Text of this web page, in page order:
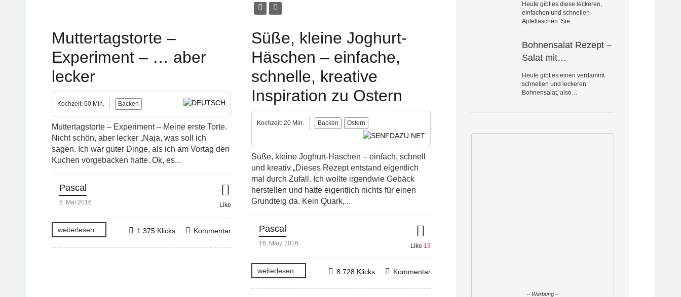
Muttertagstorte –
Experiment – … aber
lecker
Kochzeit: 60 Min. Backen
Muttertagstorte – Experiment – Meine erste Torte.
Nicht schön, aber lecker „Naja, was soll ich
sagen. Ich war guter Dinge, als ich am Vortag den
Kuchen vorgebacken hatte. Ok, es...
Pascal
5. Mai 2016 Like
weiterlesen... Kommentar
1.375 Klicks
Süße, kleine Joghurt-
Häschen – einfache,
schnelle, kreative
Inspiration zu Ostern
Kochzeit: 20 Min. Backen Ostern
Süße, kleine Joghurt-Häschen – einfach, schnell
und kreativ „Dieses Rezept entstand eigentlich
mal durch Zufall. Ich wollte irgendwie Gebäck
herstellen und hatte eigentlich nichts für einen
Grundteig da. Kein Quark,...
Pascal
16. März 2016 Like 13
weiterlesen... Kommentar
8.728 Klicks
Heute gibt es diese leckeren,
einfachen und schnellen
Apfeltaschen. Sie…
Bohnensalat Rezept –
Salat mit…
Heute gibt es einen verdammt
schnellen und leckeren
Bohnensalat, also…
– Werbung –